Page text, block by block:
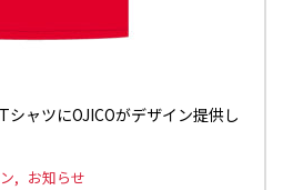
ャツにOJICOがデザイン提供し
お知らせ